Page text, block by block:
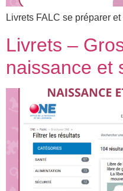
Livrets FALC se préparer
Livrets –
naissance et